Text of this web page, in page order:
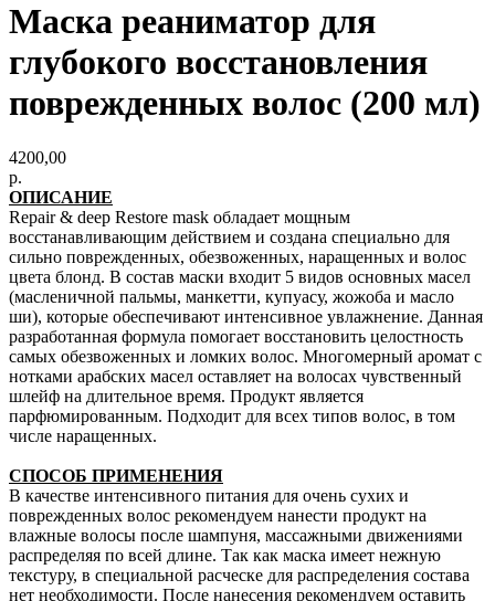
Маска реаниматор для
глубокого восстановления
поврежденных волос (200 мл)
4200,00
р.
ОПИСАНИЕ
Repair & deep Restore mask обладает мощным
восстанавливающим действием и создана специально для
сильно поврежденных, обезвоженных, наращенных и волос
цвета блонд. В состав маски входит 5 видов основных масел
(масленичной пальмы, манкетти, купуасу, жожоба и масло
ши), которые обеспечивают интенсивное увлажнение. Данная
разработанная формула помогает восстановить целостность
самых обезвоженных и ломких волос. Многомерный аромат с
нотками арабских масел оставляет на волосах чувственный
шлейф на длительное время. Продукт является
парфюмированным. Подходит для всех типов волос, в том
числе наращенных.
СПОСОБ ПРИМЕНЕНИЯ
В качестве интенсивного питания для очень сухих и
поврежденных волос рекомендуем нанести продукт на
влажные волосы после шампуня, массажными движениями
распределяя по всей длине. Так как маска имеет нежную
текстуру, в специальной расческе для распределения состава
нет необходимости. После нанесения рекомендуем оставить